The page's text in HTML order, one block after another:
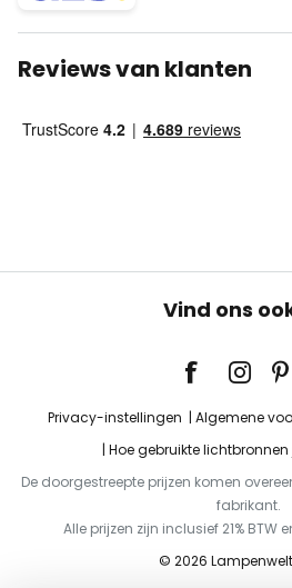
Reviews van klanten
Vind ons
Privacy-instellingen Algemene
Hoe gebruikte
De doorgestreepte prijzen komen
fabrikant.
Alle prijzen zijn inclusief 21% BTW
© 2026